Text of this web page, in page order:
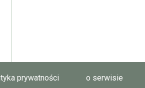
prywatności o serwisie